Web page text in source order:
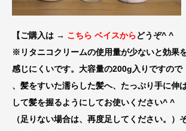
【ご購入は → こちら ベイスからどうぞ^ ^
※リタニコクリームの使用量が少ないと効果
感じにくいです。大容量の200g入りですので
、髪をすいた濡らした髪へ、たっぷり手に伸
して髪を握るようにしてお使いください^ ^
（足りない場合は、再度足してください。）